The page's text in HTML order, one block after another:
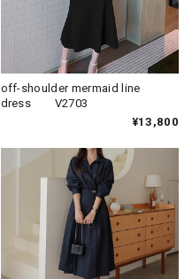
off-shoulder mermaid line
dress V2703
¥13,800